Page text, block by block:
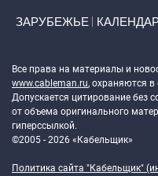
ЗАРУБЕЖЬЕ
Все права на материалы и
www.cableman.ru, охраняются в
Допускается цитирование без
от объема оригинального
гиперссылкой.
©2005 - 2026 «Кабельщик»
Политика сайта "Кабельщик"